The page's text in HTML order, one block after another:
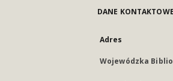
DANE KONTAKTOWE
Adres
Wojewódzka